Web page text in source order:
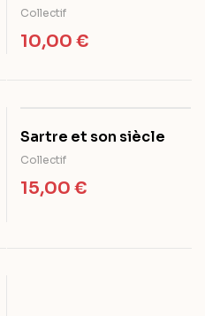
Collectif
10,00 €
Sartre et son siècle
Collectif
15,00 €